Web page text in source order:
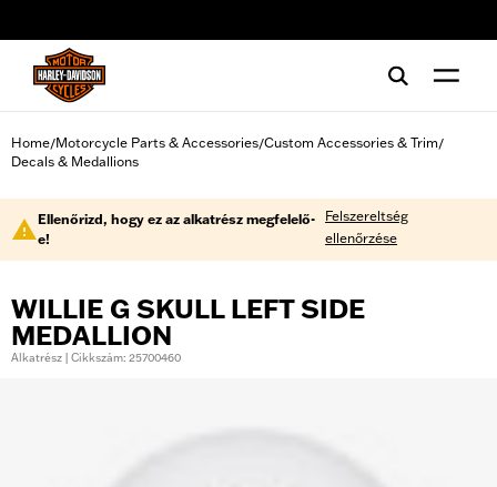
Home/Motorcycle Parts & Accessories/Custom Accessories & Trim/
Decals & Medallions
Ellenőrizd, hogy ez az alkatrész megfelelő-
e!
Felszereltség
ellenőrzése
WILLIE G SKULL LEFT SIDE
MEDALLION
Alkatrész | Cikkszám: 25700460